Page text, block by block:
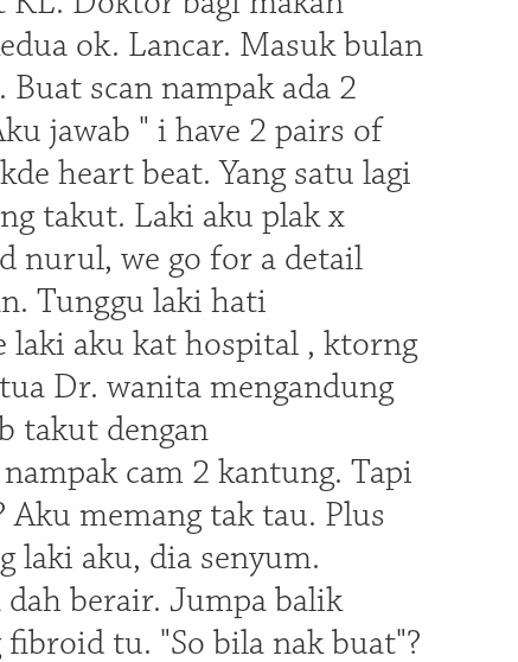
ok. Lancar. Masuk bulan
scan nampak ada 2
jawab " i have 2 pairs of
heart beat. Yang satu lagi
takut. Laki aku plak x
nurul, we go for a detail
Tunggu laki hati
laki aku kat hospital , ktorng
Dr. wanita mengandung
takut dengan
cam 2 kantung. Tapi
memang tak tau. Plus
laki aku, dia senyum.
berair. Jumpa balik
tu. "So bila nak buat"?